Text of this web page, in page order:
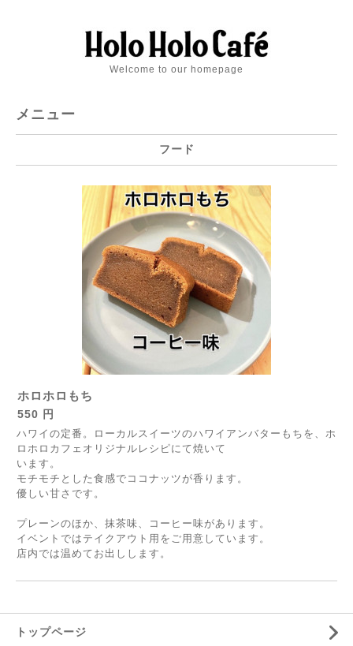
Welcome to our homepage
メニュー
フード
ホロホロもち
550 円
ハワイの定番。ローカルスイーツのハワイアンバターもちを、ホ
ロホロカフェオリジナルレシピにて焼いて
います。
モチモチとした食感でココナッツが香ります。
優しい甘さです。
プレーンのほか、抹茶味、コーヒー味があります。
イベントではテイクアウト用をご用意しています。
店内では温めてお出しします。
トップページ